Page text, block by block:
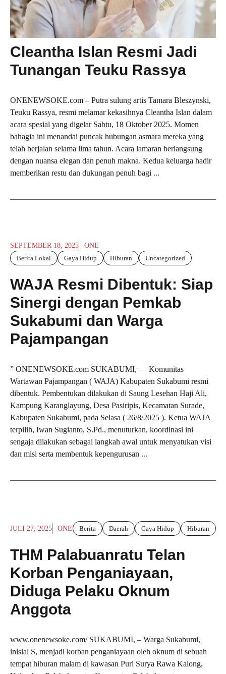
Cleantha Islan Resmi Jadi
Tunangan Teuku Rassya
ONENEWSOKE.com – Putra sulung artis Tamara Bleszynski,
Teuku Rassya, resmi melamar kekasihnya Cleantha Islan dalam
acara spesial yang digelar Sabtu, 18 Oktober 2025. Momen
bahagia ini menandai puncak hubungan asmara mereka yang
telah berjalan selama lima tahun. Acara lamaran berlangsung
dengan nuansa elegan dan penuh makna. Kedua keluarga hadir
memberikan restu dan dukungan penuh bagi ...
SEPTEMBER 18, 2025
ONE
Berita Lokal
Gaya Hidup Hiburan Uncategorized
WAJA Resmi Dibentuk: Siap
Sinergi dengan Pemkab
Sukabumi dan Warga
Pajampangan
” ONENEWSOKE.com SUKABUMI, — Komunitas
Wartawan Pajampangan ( WAJA) Kabupaten Sukabumi resmi
dibentuk. Pembentukan dilakukan di Saung Lesehan Haji Ali,
Kampung Karanglayung, Desa Pasiripis, Kecamatan Surade,
Kabupaten Sukabumi, pada Selasa ( 26/8/2025 ). Ketua WAJA
terpilih, Iwan Sugianto, S.Pd., menuturkan, koordinasi ini
sengaja dilakukan sebagai langkah awal untuk menyatukan visi
dan misi serta membentuk kepengurusan ...
JULI 27, 2025 ONE Berita Daerah Gaya Hidup Hiburan
THM Palabuanratu Telan
Korban Penganiayaan,
Diduga Pelaku Oknum
Anggota
www.onenewsoke.com/ SUKABUMI, – Warga Sukabumi,
inisial S, menjadi korban penganiayaan oleh oknum di sebuah
tempat hiburan malam di kawasan Puri Surya Rawa Kalong,